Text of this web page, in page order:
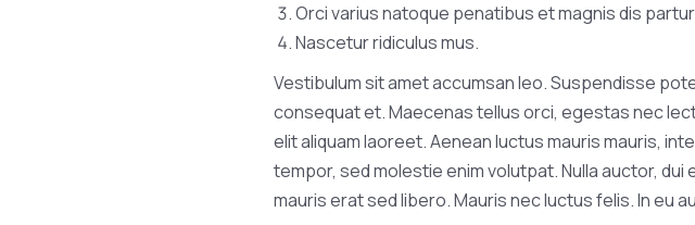
Orci varius natoque penatibus et magnis dis
Nascetur ridiculus mus.
Vestibulum sit amet accumsan leo. Suspendisse
consequat et. Maecenas tellus orci, egestas nec
elit aliquam laoreet. Aenean luctus mauris mauris,
tempor, sed molestie enim volutpat. Nulla auctor,
mauris erat sed libero. Mauris nec luctus felis. In eu